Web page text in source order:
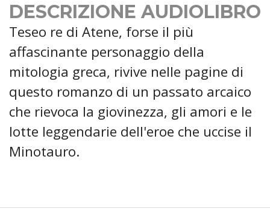
DESCRIZIONE AUDIOLIBRO
Teseo re di Atene, forse il più
affascinante personaggio della
mitologia greca, rivive nelle pagine di
questo romanzo di un passato arcaico
che rievoca la giovinezza, gli amori e le
lotte leggendarie dell'eroe che uccise il
Minotauro.